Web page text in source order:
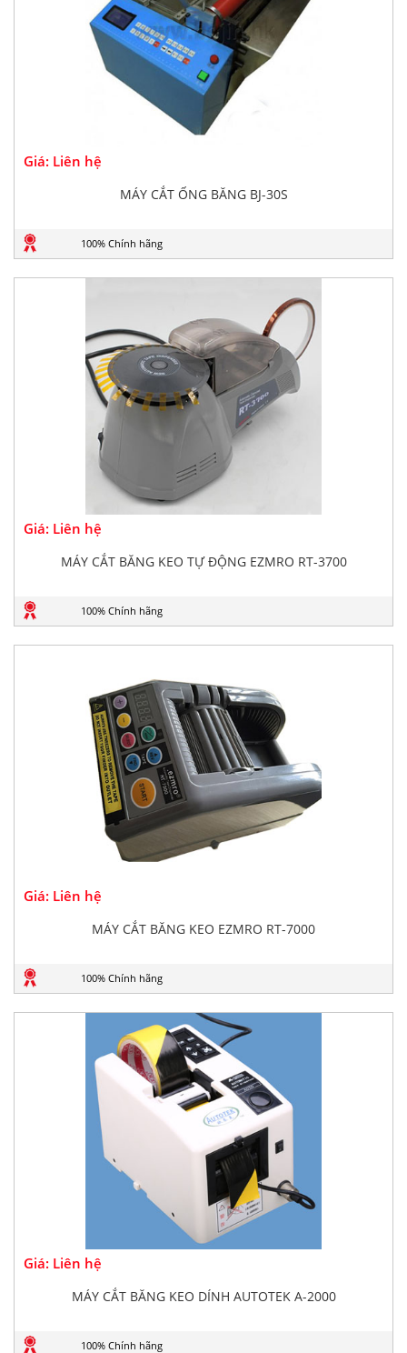
Giá: Liên hệ
MÁY CẮT ỐNG BĂNG BJ-30S
100% Chính hãng
Giá: Liên hệ
MÁY CẮT BĂNG KEO TỰ ĐỘNG EZMRO RT-3700
100% Chính hãng
Giá: Liên hệ
MÁY CẮT BĂNG KEO EZMRO RT-7000
100% Chính hãng
Giá: Liên hệ
MÁY CẮT BĂNG KEO DÍNH AUTOTEK A-2000
100% Chính hãng